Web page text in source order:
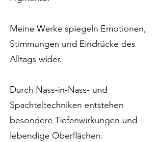
Meine Werke spiegeln Emotionen,
Stimmungen und Eindrücke des
Alltags wider.
Durch Nass-in-Nass- und
Spachteltechniken entstehen
besondere Tiefenwirkungen und
lebendige Oberflächen.